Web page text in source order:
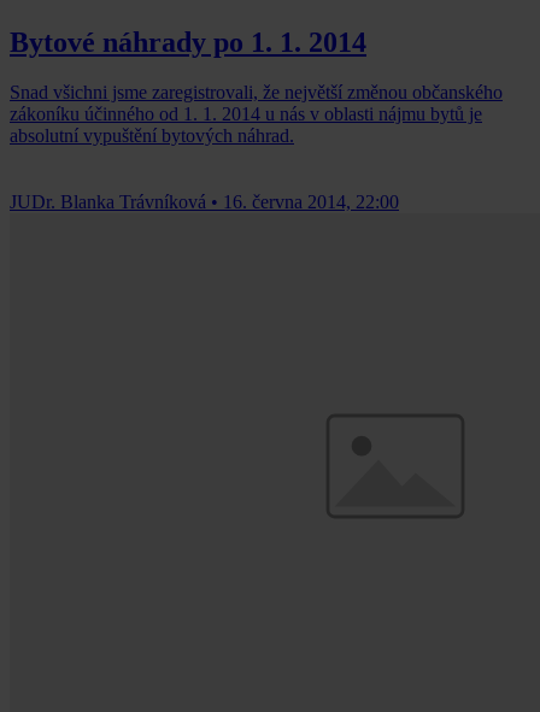
Bytové náhrady po 1. 1. 2014
Snad všichni jsme zaregistrovali, že největší změnou občanského
zákoníku účinného od 1. 1. 2014 u nás v oblasti nájmu bytů je
absolutní vypuštění bytových náhrad.
JUDr. Blanka Trávníková • 16. června 2014, 22:00